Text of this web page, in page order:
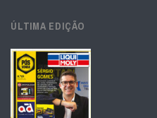
ÚLTIMA EDIÇÃO